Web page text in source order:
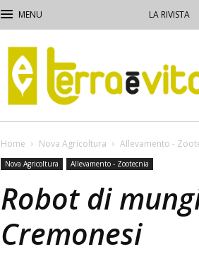
LA RIVISTA
Terra
e
Vita
Home Nova Agricoltura Allevamento -
Nova Agricoltura Allevamento - Zootecnia
Robot di
Cremonesi